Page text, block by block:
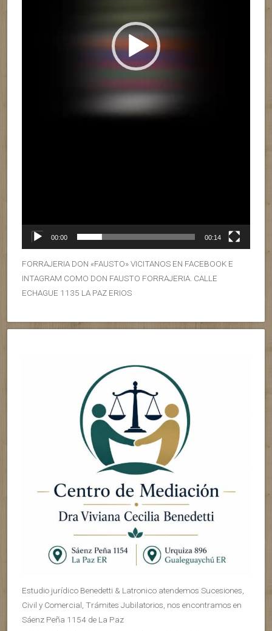
00:00 00:14
FORRAJERIA DON «FAUSTO» VICITANOS EN FACEBOOK E
INTAGRAM COMO DON FAUSTO FORRAJERIA. CALLE
ECHAGUE 1135 LA PAZ ERIOS
Estudio jurídico Benedetti & Latronico atendemos Sucesiones,
Civil y Comercial, Trámites Jubilatorios, nos encontramos en
Sáenz Peña 1154 de La Paz